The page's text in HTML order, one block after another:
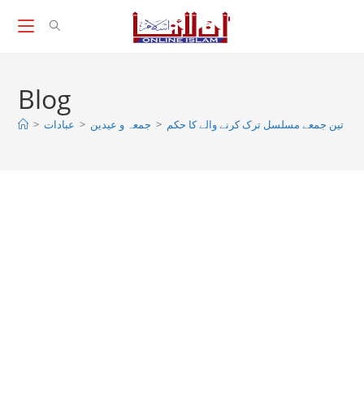
Blog
> عبادات > جمعہ و عیدین > تین جمعے مسلسل ترک کرنے والے کا حکم